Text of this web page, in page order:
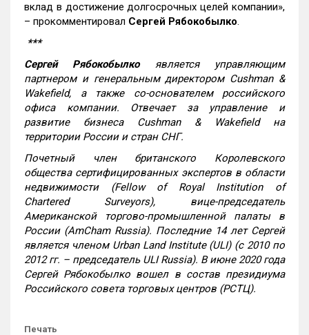
вклад в достижение долгосрочных целей компании»,
– прокомментировал Сергей Рябокобылко.
***
Сергей Рябокобылкоявляется управляющим
партнером и генеральным директором Cushman &
Wakefield, а также со-основателем российского
офиса компании. Отвечает за управление и
развитие бизнеса Cushman & Wakefield на
территории России и стран СНГ.
Почетный член британского Королевского
общества сертифицированных экспертов в области
недвижимости (Fellow of Royal Institution of
Chartered Surveyors), вице-председатель
Американской торгово-промышленной палаты в
России (AmCham Russia). Последние 14 лет Сергей
является членом Urban Land Institute (ULI) (с 2010 по
2012 гг. – председатель ULI Russia). В июне 2020 года
Сергей Рябокобылко вошел в состав президиума
Российского совета торговых центров (РСТЦ).
Печать